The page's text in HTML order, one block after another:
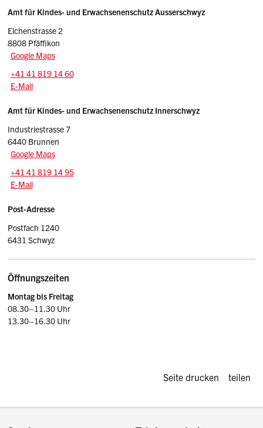
Sidebar
Adressen
Amt für Kindes- und Erwachsenenschutz Ausserschwyz
Eichenstrasse 2
8808 Pfäffikon
Google Maps
Tel.:
+41 41 819 14 60
E-Mail: kesa
E-Mail
Amt für Kindes- und Erwachsenenschutz Innerschwyz
Industriestrasse 7
6440 Brunnen
Google Maps
Tel.:
+41 41 819 14 95
E-Mail: kesi
E-Mail
Post-Adresse
Postfach 1240
6431 Schwyz
Öffnungszeiten
Montag bis Freitag
08.30–11.30 Uhr
13.30–16.30 Uhr
Diese Seite
Seite drucken teilen